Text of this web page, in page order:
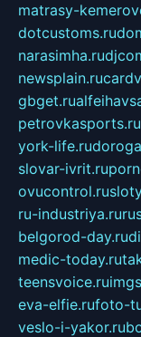
matrasy-
dotcustoms.ru
narasimha.ru
newsplain.ru
gbget.ru
petrovkasports.ru
york-life.ru
slovar-ivrit.ru
ovucontrol.ru
ru-industriya.ru
belgorod-day.ru
medic-today.ru
teensvoice.ru
eva-elfie.rufoto-
veslo-i-yakor.ru